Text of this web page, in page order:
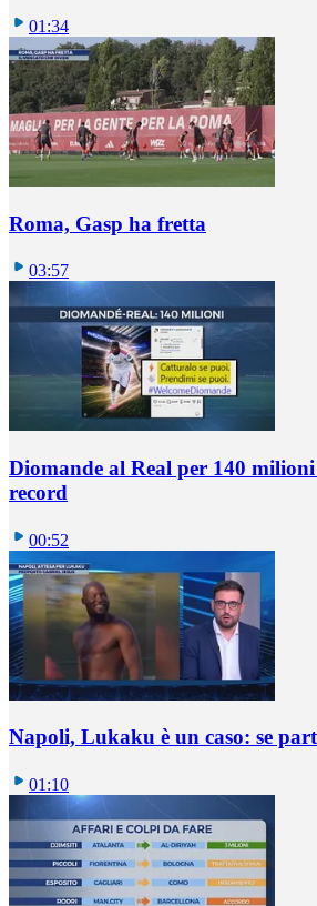
01:34
Roma, Gasp ha fretta
03:57
Diomande al Real per 140
record
00:52
Napoli, Lukaku è un caso: se
01:10